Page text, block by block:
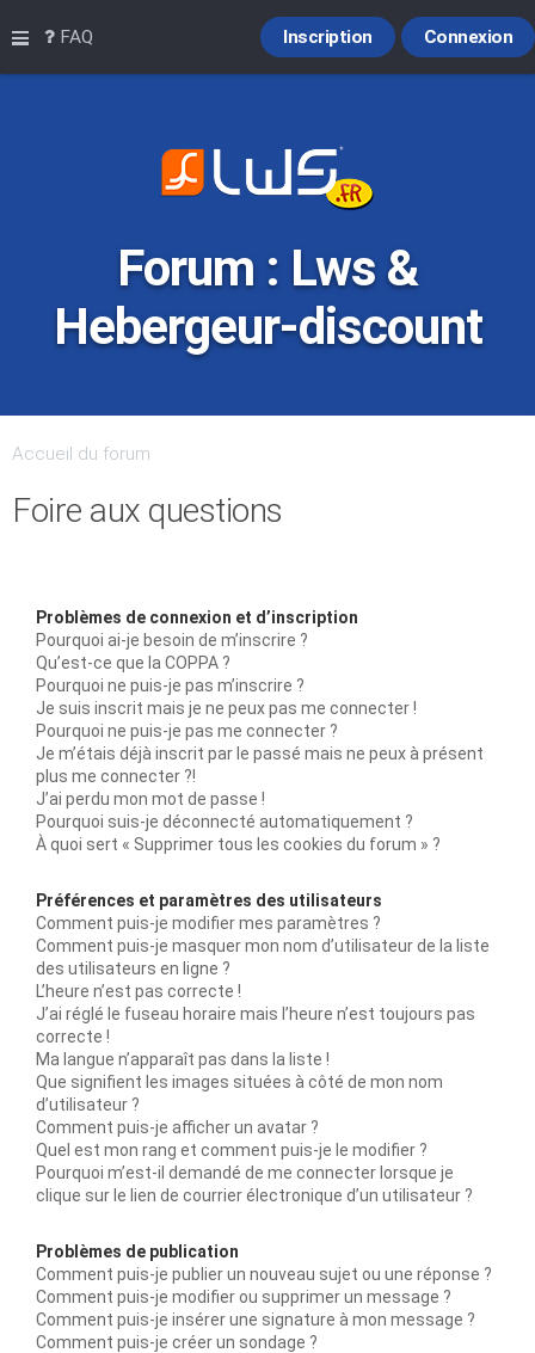
Raccourcis
FAQ Connexion
Inscription
Forum : Lws &
Hebergeur-discount
Accueil du forum
Foire aux questions
Problèmes de connexion et d’inscription
Pourquoi ai-je besoin de m’inscrire ?
Qu’est-ce que la COPPA ?
Pourquoi ne puis-je pas m’inscrire ?
Je suis inscrit mais je ne peux pas me connecter !
Pourquoi ne puis-je pas me connecter ?
Je m’étais déjà inscrit par le passé mais ne peux à présent
plus me connecter ?!
J’ai perdu mon mot de passe !
Pourquoi suis-je déconnecté automatiquement ?
À quoi sert « Supprimer tous les cookies du forum » ?
Préférences et paramètres des utilisateurs
Comment puis-je modifier mes paramètres ?
Comment puis-je masquer mon nom d’utilisateur de la liste
des utilisateurs en ligne ?
L’heure n’est pas correcte !
J’ai réglé le fuseau horaire mais l’heure n’est toujours pas
correcte !
Ma langue n’apparaît pas dans la liste !
Que signifient les images situées à côté de mon nom
d’utilisateur ?
Comment puis-je afficher un avatar ?
Quel est mon rang et comment puis-je le modifier ?
Pourquoi m’est-il demandé de me connecter lorsque je
clique sur le lien de courrier électronique d’un utilisateur ?
Problèmes de publication
Comment puis-je publier un nouveau sujet ou une réponse ?
Comment puis-je modifier ou supprimer un message ?
Comment puis-je insérer une signature à mon message ?
Comment puis-je créer un sondage ?